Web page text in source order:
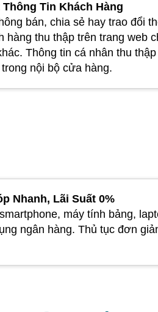
Tin Khách Hàng
bán, chia sẻ hay trao đổi
hàng thu thập trên trang web
Thông tin cá nhân thu
nội bộ cửa hàng.
Nhanh, Lãi Suất 0%
máy tính bảng,
ngân hàng. Thủ tục đơn